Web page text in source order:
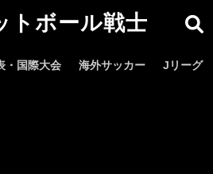
トボール戦士
・国際大会 海外サッカー Jリーグ